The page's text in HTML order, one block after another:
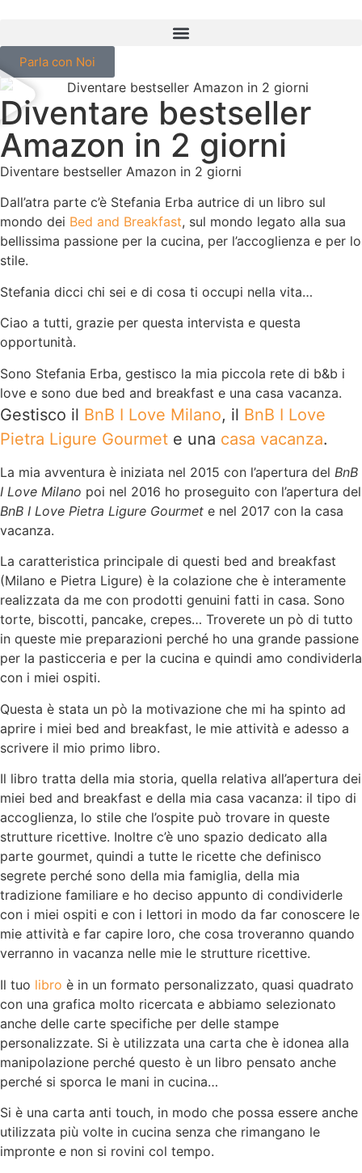
Parla con Noi
Diventare bestseller
Amazon in 2 giorni
Diventare bestseller Amazon in 2 giorni
Dall’atra parte c’è Stefania Erba autrice di un libro sul
mondo dei Bed and Breakfast, sul mondo legato alla sua
bellissima passione per la cucina, per l’accoglienza e per lo
stile.
Stefania dicci chi sei e di cosa ti occupi nella vita…
Ciao a tutti, grazie per questa intervista e questa
opportunità.
Sono Stefania Erba, gestisco la mia piccola rete di b&b i
love e sono due bed and breakfast e una casa vacanza.
Gestisco il BnB I Love Milano, il BnB I Love
Pietra Ligure Gourmet e una casa vacanza.
La mia avventura è iniziata nel 2015 con l’apertura del BnB
I Love Milano poi nel 2016 ho proseguito con l’apertura del
BnB I Love Pietra Ligure Gourmet e nel 2017 con la casa
vacanza.
La caratteristica principale di questi bed and breakfast
(Milano e Pietra Ligure) è la colazione che è interamente
realizzata da me con prodotti genuini fatti in casa. Sono
torte, biscotti, pancake, crepes… Troverete un pò di tutto
in queste mie preparazioni perché ho una grande passione
per la pasticceria e per la cucina e quindi amo condividerla
con i miei ospiti.
Questa è stata un pò la motivazione che mi ha spinto ad
aprire i miei bed and breakfast, le mie attività e adesso a
scrivere il mio primo libro.
Il libro tratta della mia storia, quella relativa all’apertura dei
miei bed and breakfast e della mia casa vacanza: il tipo di
accoglienza, lo stile che l’ospite può trovare in queste
strutture ricettive. Inoltre c’è uno spazio dedicato alla
parte gourmet, quindi a tutte le ricette che definisco
segrete perché sono della mia famiglia, della mia
tradizione familiare e ho deciso appunto di condividerle
con i miei ospiti e con i lettori in modo da far conoscere le
mie attività e far capire loro, che cosa troveranno quando
verranno in vacanza nelle mie le strutture ricettive.
Il tuo libro è in un formato personalizzato, quasi quadrato
con una grafica molto ricercata e abbiamo selezionato
anche delle carte specifiche per delle stampe
personalizzate. Si è utilizzata una carta che è idonea alla
manipolazione perché questo è un libro pensato anche
perché si sporca le mani in cucina…
Si è una carta anti touch, in modo che possa essere anche
utilizzata più volte in cucina senza che rimangano le
impronte e non si rovini col tempo.